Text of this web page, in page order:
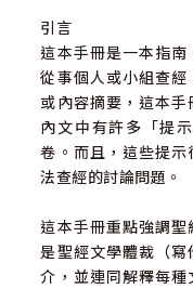
引言
這本手冊是一本指
從事個人或小組查
或內容摘要，這本手
內文中有許多「提
卷。而且，這些提
法查經的討論問題。
這本手冊重點強調
是聖經文學體裁（
介，並連同解釋每